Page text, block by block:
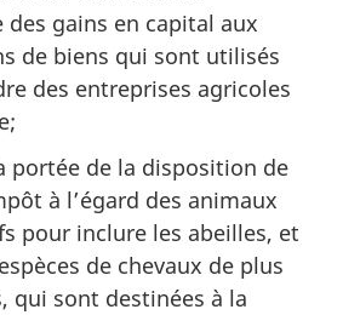
des gains en capital aux
de biens qui sont utilisés
des entreprises agricoles
portée de la disposition de
à l’égard des animaux
pour inclure les abeilles, et
de chevaux de plus
qui sont destinées à la